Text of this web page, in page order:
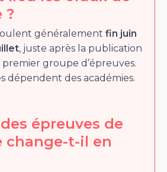
?
généralement fin juin
, juste après la publication
groupe d’épreuves.
dépendent des académies.
épreuves de
change-t-il en